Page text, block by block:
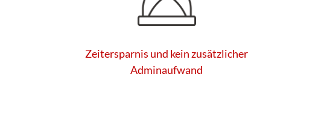
Zeitersparnis und kein zusätzlicher
Adminaufwand